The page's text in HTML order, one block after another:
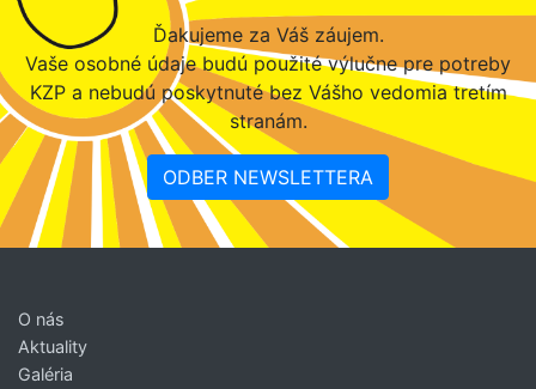
Ďakujeme za Váš záujem.
Vaše osobné údaje budú použité výlučne pre potreby
KZP a nebudú poskytnuté bez Vášho vedomia tretím
stranám.
ODBER NEWSLETTERA
O nás
Aktuality
Galéria